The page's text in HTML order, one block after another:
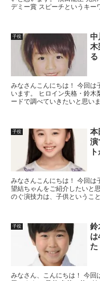
デミー賞 スピーチというキー
子役
中
木
る
みなさんこんにちは！ 今回は
います。 ヒロイン失格・鈴木
ードで調べていきたいと思いま
子役
本
演
みなさんこんにちは！ 今回は
望結ちゃんをご紹介したいと
のぐ演技力は、子供というこ
子役
鈴
は
た
みなさん、こんにちは！ 今回